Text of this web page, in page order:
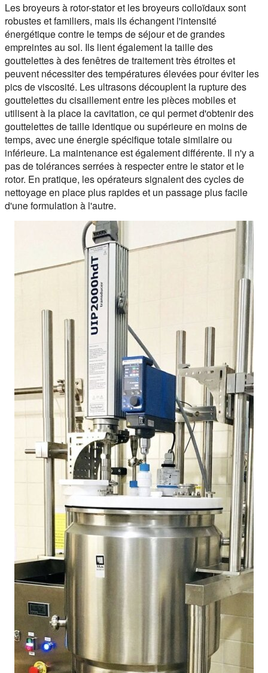
Les broyeurs à rotor-stator et les broyeurs colloïdaux sont
robustes et familiers, mais ils échangent l'intensité
énergétique contre le temps de séjour et de grandes
empreintes au sol. Ils lient également la taille des
gouttelettes à des fenêtres de traitement très étroites et
peuvent nécessiter des températures élevées pour éviter les
pics de viscosité. Les ultrasons découplent la rupture des
gouttelettes du cisaillement entre les pièces mobiles et
utilisent à la place la cavitation, ce qui permet d'obtenir des
gouttelettes de taille identique ou supérieure en moins de
temps, avec une énergie spécifique totale similaire ou
inférieure. La maintenance est également différente. Il n'y a
pas de tolérances serrées à respecter entre le stator et le
rotor. En pratique, les opérateurs signalent des cycles de
nettoyage en place plus rapides et un passage plus facile
d'une formulation à l'autre.